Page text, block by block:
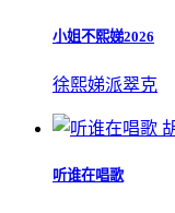
小姐不熙娣2026
徐熙娣派翠克
听谁在唱歌